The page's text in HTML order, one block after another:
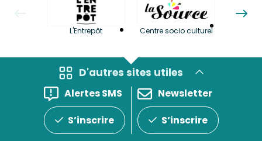
L'Entrepôt Centre socio culturel
D'autres sites utiles
Alertes SMS
S’inscrire
Newsletter
S’inscrire